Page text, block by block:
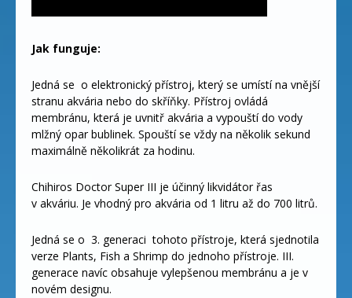
Jak funguje:
Jedná se o elektronický přístroj, který se umístí na vnější
stranu akvária nebo do skříňky. Přístroj ovládá
membránu, která je uvnitř akvária a vypouští do vody
mlžný opar bublinek. Spouští se vždy na několik sekund
maximálně několikrát za hodinu.
Chihiros Doctor Super III je účinný likvidátor řas
v akváriu. Je vhodný pro akvária od 1 litru až do 700 litrů.
Jedná se o 3. generaci tohoto přístroje, která sjednotila
verze Plants, Fish a Shrimp do jednoho přístroje. III.
generace navíc obsahuje vylepšenou membránu a je v
novém designu.